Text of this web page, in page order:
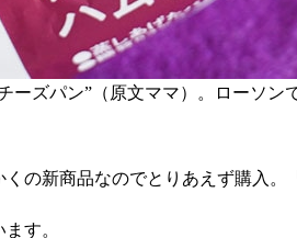
ーズパン”（原文ママ）。ローソ
の新商品なのでとりあえず購入
す。